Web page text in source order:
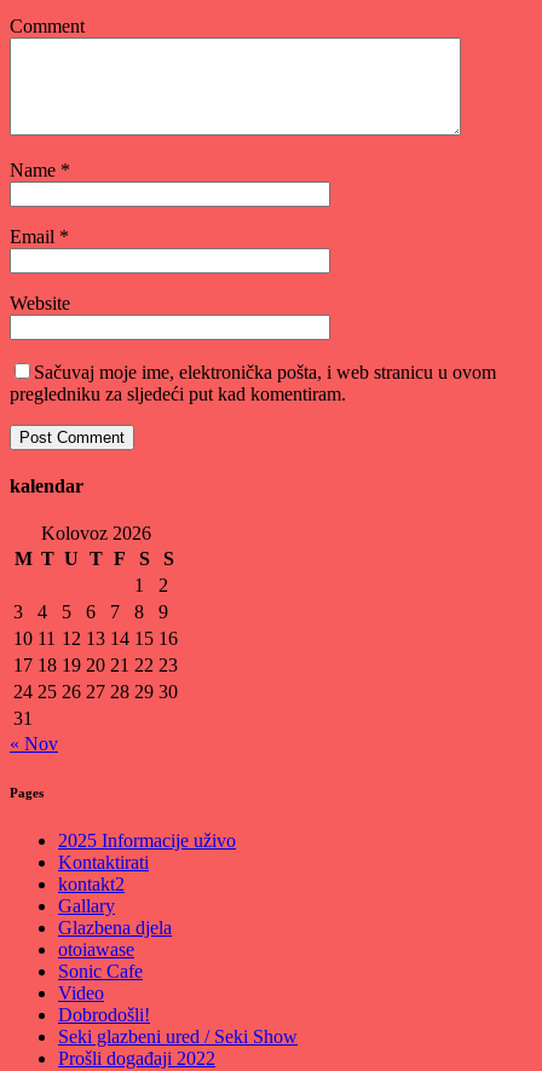
Comment
Name *
Email *
Website
Sačuvaj moje ime, elektronička pošta, i web stranicu u ovom
pregledniku za sljedeći put kad komentiram.
kalendar
Kolovoz 2026
M T U T F S
S
1
2
3
4 5 6 7 8
9
10 11 12 13 14 15 16
17 18 19 20 21 22 23
24 25 26 27 28 29 30
31
« Nov
Pages
2025 Informacije uživo
Kontaktirati
kontakt2
Gallary
Glazbena djela
otoiawase
Sonic Cafe
Video
Dobrodošli!
Seki glazbeni ured / Seki Show
Prošli događaji 2022